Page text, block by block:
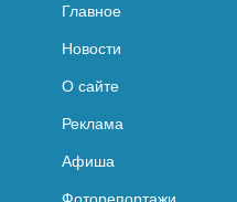
Главное
Новости
О сайте
Реклама
Афиша
Фоторепортажи